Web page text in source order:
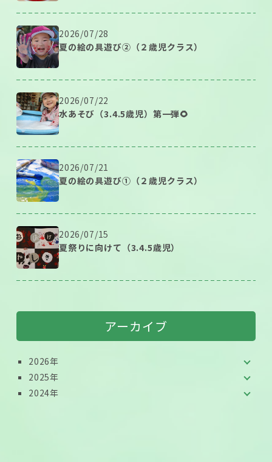
2026/07/28
夏の絵の具遊び②（２歳児クラス）
2026/07/22
水あそび（3.4.5歳児）第一弾🌻
2026/07/21
夏の絵の具遊び①（２歳児クラス）
2026/07/15
夏祭りに向けて（3.4.5歳児）
アーカイブ
2026年
2025年
2024年